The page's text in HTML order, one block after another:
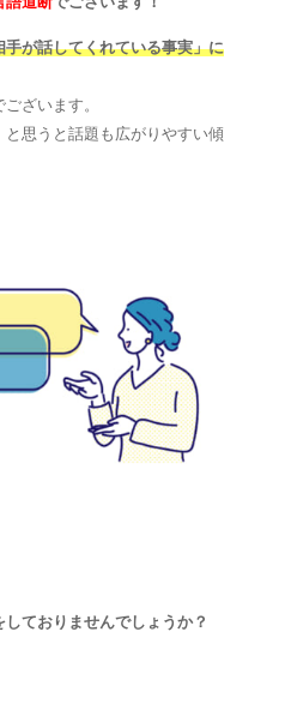
が話してくれている事実」に
ざいます。
思うと話題も広がりやすい傾
ておりませんでしょうか？